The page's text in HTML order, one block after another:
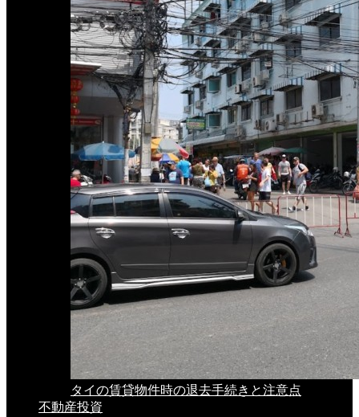
タイの賃貸物件時の退去手続きと注意点
不動産投資